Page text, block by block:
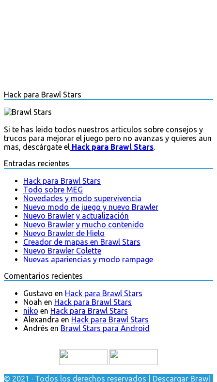
Hack para Brawl Stars
Si te has leido todos nuestros articulos sobre consejos y
trucos para mejorar el juego pero no avanzas y quieres aun
mas, descárgate el Hack para Brawl Stars.
Entradas recientes
Hack para Brawl Stars
Todo sobre MEG
Novedades y modo supervivencia
Nuevo modo de juego y nuevo Brawler
Nuevo Brawler y actualización
Nuevo Brawler y mucho contenido
Nuevo Brawler de Hielo
Creador de mapas en Brawl Stars
Nuevo Brawler Colette
Nuevas apariencias y modo rampage
Comentarios recientes
Gustavo en Hack para Brawl Stars
Noah en Hack para Brawl Stars
niko en Hack para Brawl Stars
Alexandra en Hack para Brawl Stars
Andrés en Brawl Stars para Android
© 2021 · Todos los derechos reservados | Descargar Brawl